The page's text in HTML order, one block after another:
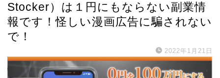
Stocker）は１円にもならない副業情
報です！怪しい漫画広告に騙されない
で！
2022年1月21日